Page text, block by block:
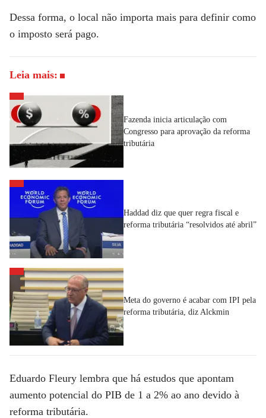
Dessa forma, o local não importa mais para definir como
o imposto será pago.
Leia mais:
Fazenda inicia articulação com
Congresso para aprovação da reforma
tributária
Haddad diz que quer regra fiscal e
reforma tributária “resolvidos até abril”
Meta do governo é acabar com IPI pela
reforma tributária, diz Alckmin
Eduardo Fleury lembra que há estudos que apontam
aumento potencial do PIB de 1 a 2% ao ano devido à
reforma tributária.